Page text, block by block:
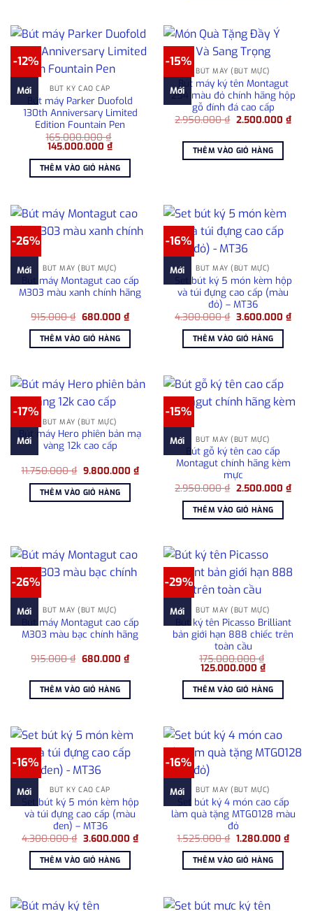
-12%
Mới BÚT KÝ CAO CẤP
Bút máy Parker Duofold
130th Anniversary Limited
Edition Fountain Pen
165.000.000₫
Giá
là:
165.000.000 ₫.
145.000.000 ₫Giá
hiện
tại
là:
145.000.000 ₫.
THÊM VÀO GIỎ HÀNG
-15%
Mới
BÚT MÁY (BÚT MỰC)
Bút máy ký tên Montagut
254 màu đỏ chính hãng hộp
gỗ đính đá cao cấp
2.950.000₫ Giá
2.950.000 ₫.
2.500.000 ₫Giá
hiện
THÊM VÀO GIỎ HÀNG
-26%
Mới BÚT MÁY (BÚT MỰC)
Bút máy Montagut cao cấp
M303 màu xanh chính hãng
915.000₫ Giá
là:
915.000 ₫.
680.000 ₫Giá
tại
THÊM VÀO GIỎ HÀNG
-16%
Mới BÚT MÁY (BÚT MỰC)
Set bút ký 5 món kèm hộp
và túi đựng cao cấp (màu
đỏ) – MT36
4.300.000₫ Giá
là:
4.300.000 ₫.
3.600.000 ₫Giá
THÊM VÀO GIỎ HÀNG
-17%
Mới
BÚT MÁY (BÚT MỰC)
Bút máy Hero phiên bản mạ
vàng 12k cao cấp
11.750.000₫ Giá
là:
11.750.000 ₫.
9.800.000 ₫Giá
hiện
9.800.000 ₫.
THÊM VÀO GIỎ HÀNG
-15%
Mới BÚT MÁY (BÚT MỰC)
Bút gỗ ký tên cao cấp
Montagut chính hãng kèm
mực
2.950.000₫ Giá
là:
2.950.000 ₫.
2.500.000 ₫Giá
hiện
THÊM VÀO GIỎ HÀNG
-26%
Mới BÚT MÁY (BÚT MỰC)
Bút máy Montagut cao cấp
M303 màu bạc chính hãng
915.000₫ Giá
915.000 ₫.
680.000 ₫Giá
hiện
là:
THÊM VÀO GIỎ HÀNG
-29%
Mới BÚT MÁY (BÚT MỰC)
Bút ký tên Picasso Brilliant
bản giới hạn 888 chiếc trên
toàn cầu
175.000.000₫
Giá
là:
175.000.000 ₫.
125.000.000 ₫Giá
hiện
tại
là:
THÊM VÀO GIỎ HÀNG
-16%
Mới BÚT KÝ CAO CẤP
Set bút ký 5 món kèm hộp
và túi đựng cao cấp (màu
đen) – MT36
4.300.000₫ Giá
là:
4.300.000 ₫.
3.600.000 ₫Giá
hiện
3.600.000 ₫.
THÊM VÀO GIỎ HÀNG
-16%
Mới BÚT MÁY (BÚT MỰC)
Set bút ký 4 món cao cấp
làm quà tặng MTG0128 màu
đỏ
1.525.000₫ Giá
là:
1.525.000 ₫.
1.280.000 ₫Giá
hiện
THÊM VÀO GIỎ HÀNG